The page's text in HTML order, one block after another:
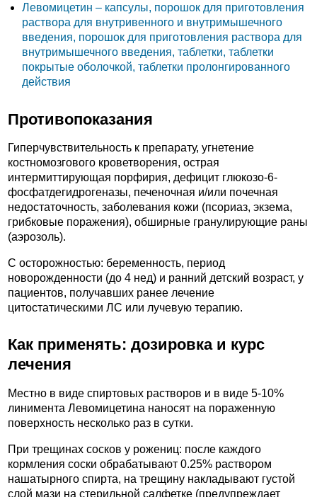
Левомицетин – капсулы, порошок для приготовления
раствора для внутривенного и внутримышечного
введения, порошок для приготовления раствора для
внутримышечного введения, таблетки, таблетки
покрытые оболочкой, таблетки пролонгированного
действия
Противопоказания
Гиперчувствительность к препарату, угнетение
костномозгового кроветворения, острая
интермиттирующая порфирия, дефицит глюкозо-6-
фосфатдегидрогеназы, печеночная и/или почечная
недостаточность, заболевания кожи (псориаз, экзема,
грибковые поражения), обширные гранулирующие раны
(аэрозоль).
C осторожностью: беременность, период
новорожденности (до 4 нед) и ранний детский возраст, у
пациентов, получавших ранее лечение
цитостатическими ЛС или лучевую терапию.
Как применять: дозировка и курс
лечения
Местно в виде спиртовых растворов и в виде 5-10%
линимента Левомицетина наносят на пораженную
поверхность несколько раз в сутки.
При трещинах сосков у рожениц: после каждого
кормления соски обрабатывают 0.25% раствором
нашатырного спирта, на трещину накладывают густой
слой мази на стерильной салфетке (предупреждает